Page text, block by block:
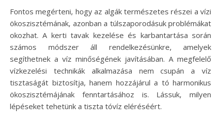
Fontos megérteni, hogy az algák természetes részei a vízi
ökoszisztémának, azonban a túlszaporodásuk problémákat
okozhat. A kerti tavak kezelése és karbantartása során
számos módszer áll rendelkezésünkre, amelyek
segíthetnek a víz minőségének javításában. A megfelelő
vízkezelési technikák alkalmazása nem csupán a víz
tisztaságát biztosítja, hanem hozzájárul a tó harmonikus
ökoszisztémájának fenntartásához is. Lássuk, milyen
lépéseket tehetünk a tiszta tóvíz eléréséért.